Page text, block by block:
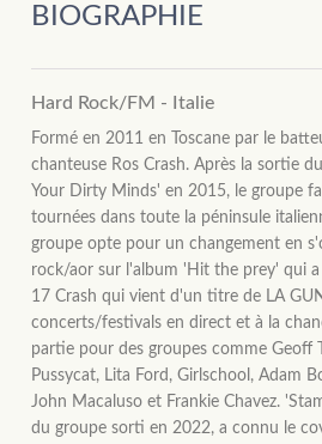
BIOGRAPHIE
Hard Rock/FM - Italie
Formé en 2011 en Toscane par le
chanteuse Ros Crash. Après la sortie
Your Dirty Minds' en 2015, le groupe
tournées dans toute la péninsule
groupe opte pour un changement en
rock/aor sur l'album 'Hit the prey' qui
17 Crash qui vient d'un titre de LA
concerts/festivals en direct et à la
partie pour des groupes comme Geoff
Pussycat, Lita Ford, Girlschool, Adam
John Macaluso et Frankie Chavez.
du groupe sorti en 2022, a connu le